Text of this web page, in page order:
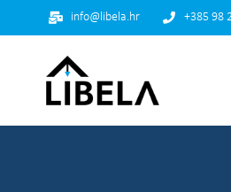
info@libela.hr +385 98